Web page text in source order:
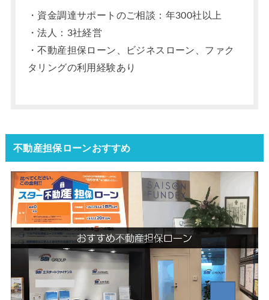
・資金調達サポートのご相談：年300社以上
・法人：3社経営
・不動産担保ローン、ビジネスローン、ファク
タリングの利用経験あり
不動産担保ローンおすすめ